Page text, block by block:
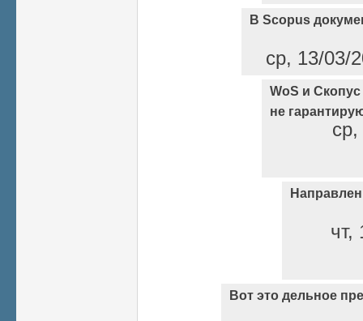
В Scopus
ср, 13/03/
WoS и
не
чт,
Вот это дельное